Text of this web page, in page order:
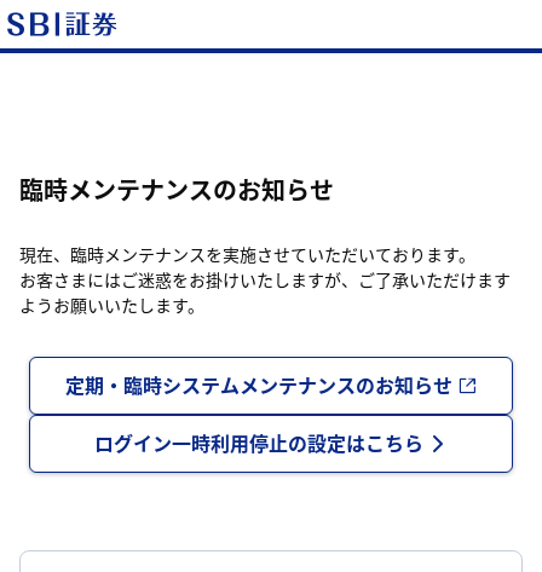
臨時メンテナンスのお知らせ
現在、臨時メンテナンスを実施させていただいております。
お客さまにはご迷惑をお掛けいたしますが、ご了承いただけます
ようお願いいたします。
定期・臨時システムメンテナンスのお知らせ
ログイン一時利用停止の設定はこちら